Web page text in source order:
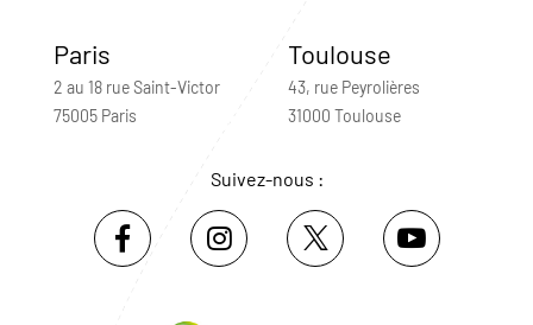
Paris
2 au 18 rue Saint-Victor
75005 Paris
Toulouse
43, rue Peyrolières
31000 Toulouse
Suivez-nous :